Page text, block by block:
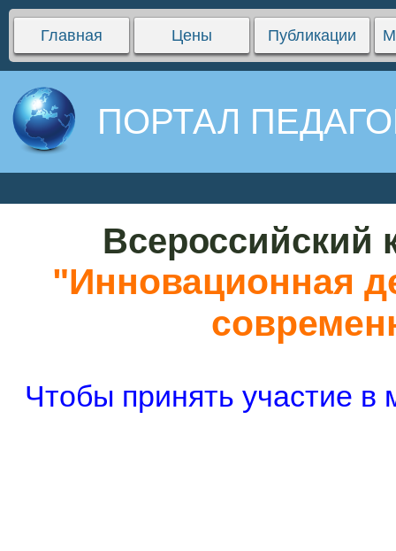
Главная Цены Публикации
ПОРТАЛ
Всероссийский
"Инновационная
Чтобы принять участие